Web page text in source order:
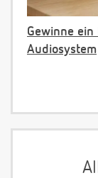
Gewinne ein
Audiosystem